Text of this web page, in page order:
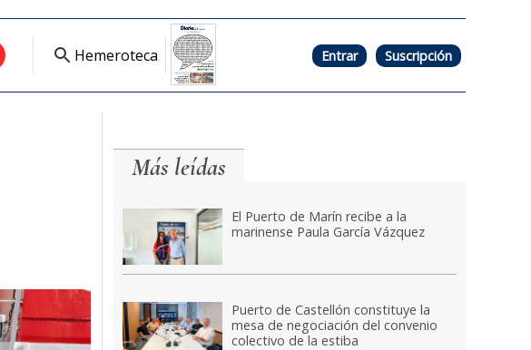
Hemeroteca Entrar Suscripción
Más leídas
El Puerto de Marín recibe a la
marinense Paula García Vázquez
Puerto de Castellón constituye la
mesa de negociación del convenio
colectivo de la estiba